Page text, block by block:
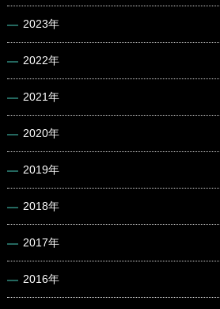
2023年
2022年
2021年
2020年
2019年
2018年
2017年
2016年